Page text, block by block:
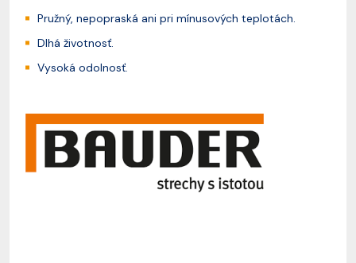
Pružný, nepopraská ani pri mínusových teplotách.
Dlhá životnosť.
Vysoká odolnosť.